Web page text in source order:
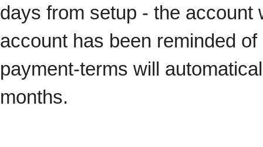
days from setup - the account
account has been reminded
payment-terms will
months.